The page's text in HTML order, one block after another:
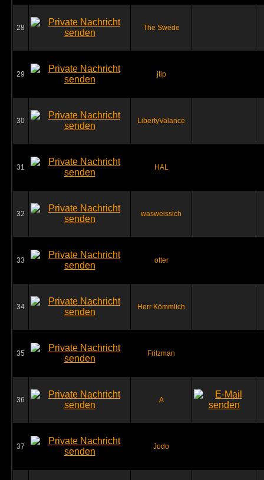
28 The Swede
29 jtip
30 LibertyValance
31 HAL
32 wasweissich
33 otter
34 Herr Kömmlich
35 Fritzman
36 A
37 Jodo